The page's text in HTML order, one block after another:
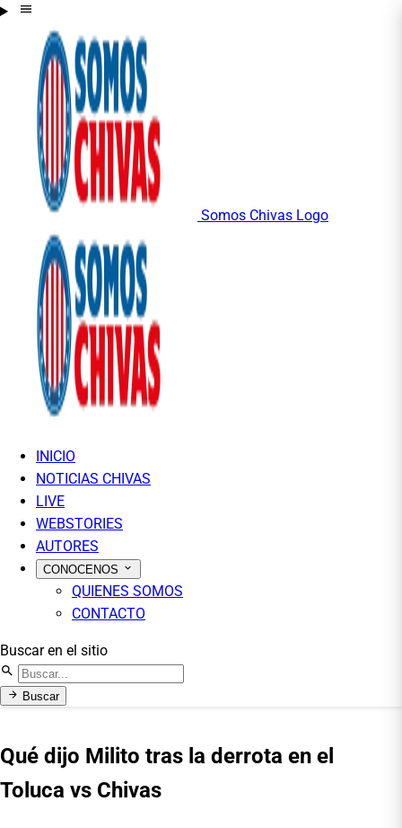
Somos Chivas Logo
INICIO
NOTICIAS CHIVAS
LIVE
WEBSTORIES
AUTORES
CONOCENOS
QUIENES SOMOS
CONTACTO
Buscar en el sitio
Buscar
Qué dijo Milito tras la derrota en el
Toluca vs Chivas